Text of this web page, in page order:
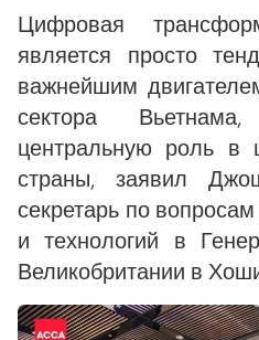
Цифровая
является просто
важнейшим
сектора
центральную роль в
страны, заявил
секретарь по
и технологий в
Великобритании в